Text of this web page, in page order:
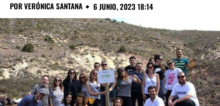
PORVERÓNICA SANTANA 6 JUNIO, 2023 18:14